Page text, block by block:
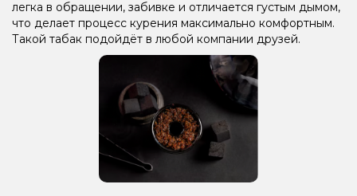
легка в обращении, забивке и отличается густым дымом,
что делает процесс курения максимально комфортным.
Такой табак подойдёт в любой компании друзей.